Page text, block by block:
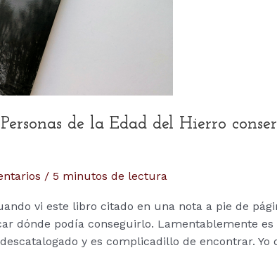
de la Edad del Hierro
/ 5 minutos de lectura
vi este libro citado en una nota a pie de
dónde podía conseguirlo. Lamentablemente
y es complicadillo de encontrar.